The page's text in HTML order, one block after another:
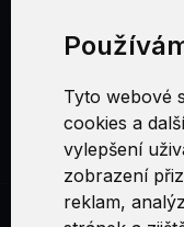
Tyto webové
cookies a
vylepšení
zobrazení
reklam,